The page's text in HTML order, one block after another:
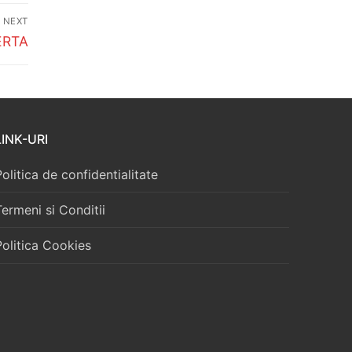
NEXT
URI
de confidentialitate
si Conditii
Cookies